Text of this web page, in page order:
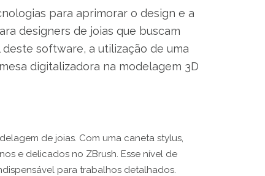
para aprimorar o design e a
designers de joias que buscam
software, a utilização de uma
digitalizadora na modelagem 3D
de joias. Com uma caneta stylus,
e delicados no ZBrush. Esse nível de
para trabalhos detalhados.